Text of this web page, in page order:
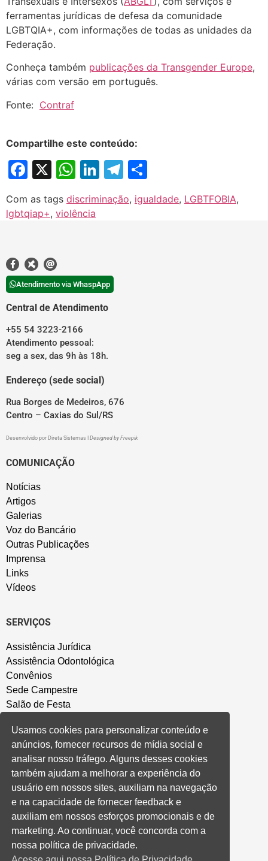
ferramentas jurídicas de defesa da comunidade
LGBTQIA+, com informações de todas as unidades da
Federação.
Conheça também publicações da Transgender Europe,
várias com versão em português.
Fonte: Contraf
Compartilhe este conteúdo:
Facebook
X WhatsApp
LinkedIn
Telegram
Com as tags discriminação, igualdade, LGBTFOBIA,
lgbtqiap+, violência
Atendimento via WhaspApp
Central de Atendimento
+55 54 3223-2166
Atendimento pessoal:
seg a sex, das 9h às 18h.
Endereço (sede social)
Rua Borges de Medeiros, 676
Centro – Caxias do Sul/RS
Desenvolvido por Direta Sistemas Designed by Freepik
COMUNICAÇÃO
Notícias
Artigos
Galerias
Voz do Bancário
Outras Publicações
Imprensa
Links
Vídeos
SERVIÇOS
Assistência Jurídica
Assistência Odontológica
Convênios
Sede Campestre
Salão de Festa
CONVENÇÃO COLETIVA E ACORDOS
Convenções Coletivas
Banco do Brasil
Caixa Econômica Federal
Banrisul
Privados
Aditivos RS
Usamos cookies para personalizar conteúdo e
anúncios, fornecer recursos de mídia social e
analisar nosso tráfego. Alguns desses cookies
também ajudam a melhorar a experiência do
usuário em nossos sites, auxiliam na navegação
e na capacidade de fornecer feedback e
auxiliam em nossos esforços promocionais e de
marketing. Ao continuar, você concorda com a
nossa política de privacidade.